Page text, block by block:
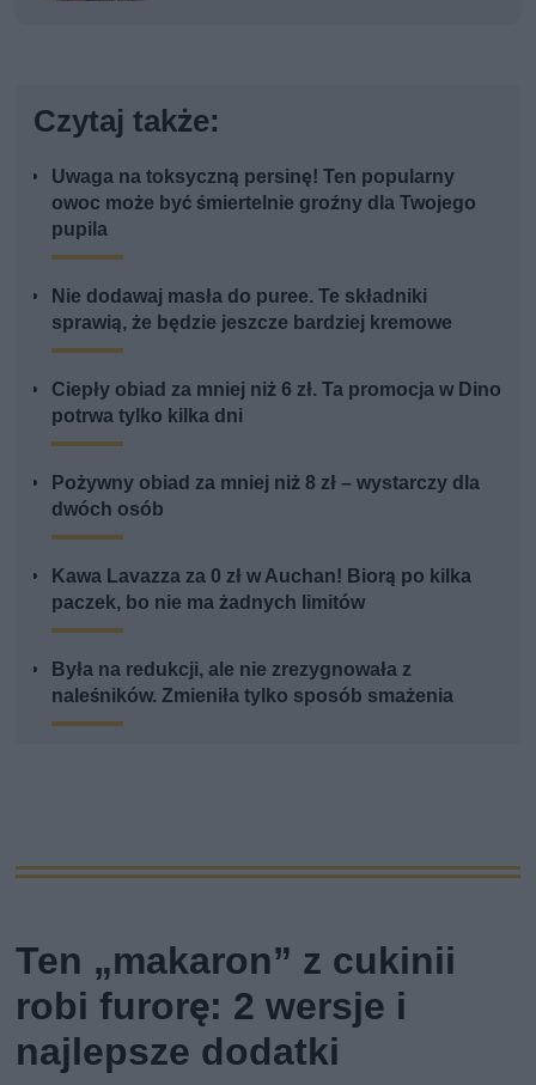
Czytaj także:
Uwaga na toksyczną persinę! Ten popularny
owoc może być śmiertelnie groźny dla Twojego
pupila
Nie dodawaj masła do puree. Te składniki
sprawią, że będzie jeszcze bardziej kremowe
Ciepły obiad za mniej niż 6 zł. Ta promocja w Dino
potrwa tylko kilka dni
Pożywny obiad za mniej niż 8 zł – wystarczy dla
dwóch osób
Kawa Lavazza za 0 zł w Auchan! Biorą po kilka
paczek, bo nie ma żadnych limitów
Była na redukcji, ale nie zrezygnowała z
naleśników. Zmieniła tylko sposób smażenia
Ten „makaron” z cukinii
robi furorę: 2 wersje i
najlepsze dodatki